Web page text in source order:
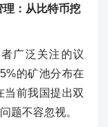
：从比特币挖
广泛关注的议
的矿池分布在
当前我国提出双
题不容忽视。